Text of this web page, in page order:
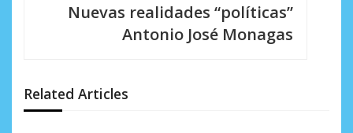
n
d
Nuevas realidades “políticas”
Antonio José Monagas
Related Articles